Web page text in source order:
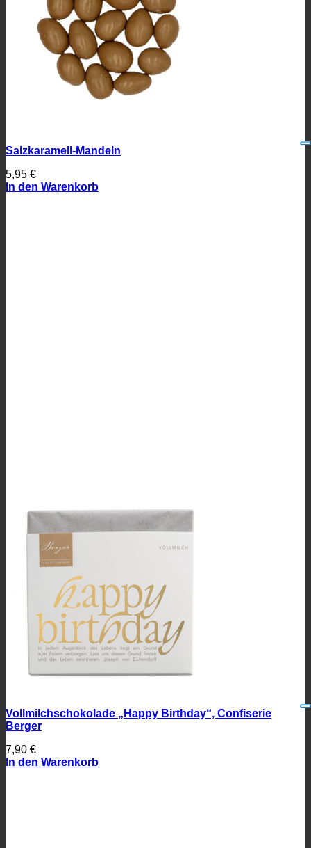
Salzkaramell-Mandeln
5,95 €
In den Warenkorb
Vollmilchschokolade „Happy Birthday“, Confiserie
Berger
7,90 €
In den Warenkorb